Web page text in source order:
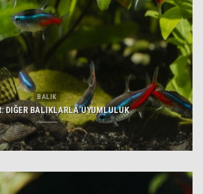
BALIK
DIĞER BALIKLARLA UYUMLULUK